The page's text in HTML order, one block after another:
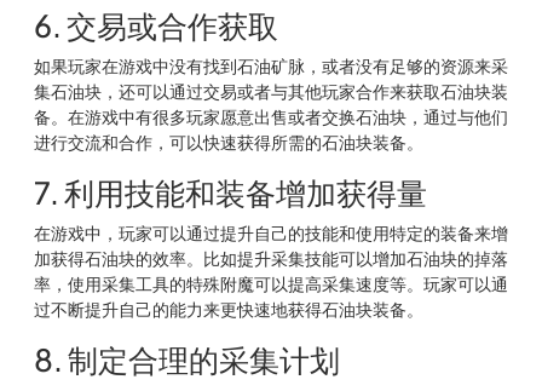
6. 交易或合作获取
如果玩家在游戏中没有找到石油矿脉，或者没有足够的资源来采
集石油块，还可以通过交易或者与其他玩家合作来获取石油块装
备。在游戏中有很多玩家愿意出售或者交换石油块，通过与他们
进行交流和合作，可以快速获得所需的石油块装备。
7. 利用技能和装备增加获得量
在游戏中，玩家可以通过提升自己的技能和使用特定的装备来增
加获得石油块的效率。比如提升采集技能可以增加石油块的掉落
率，使用采集工具的特殊附魔可以提高采集速度等。玩家可以通
过不断提升自己的能力来更快速地获得石油块装备。
8. 制定合理的采集计划